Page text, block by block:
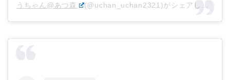
うちゃん@あつ森 (@uchan_uchan2321)がシェアした投稿 –